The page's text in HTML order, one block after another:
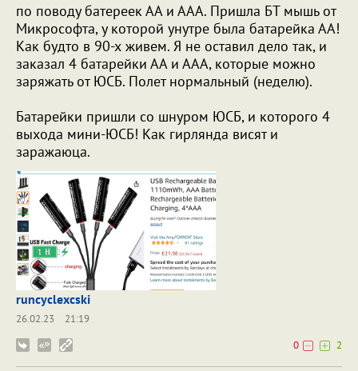
по поводу батереек АА и ААА. Пришла БТ мышь от
Микрософта, у которой унутре была батарейка АА!
Как будто в 90-х живем. Я не оставил дело так, и
заказал 4 батарейки АА и ААА, которые можно
заряжать от ЮСБ. Полет нормальный (неделю).
Батарейки пришли со шнуром ЮСБ, и которого 4
выхода мини-ЮСБ! Как гирлянда висят и
заражаюца.
runcyclexcski
26.02.23
21:19
0
2